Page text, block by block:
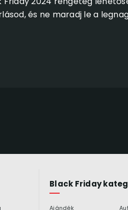
és ne maradj le a
Black Friday
Ajándék